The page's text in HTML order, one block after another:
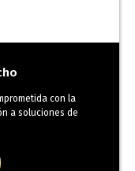
con la
a soluciones de